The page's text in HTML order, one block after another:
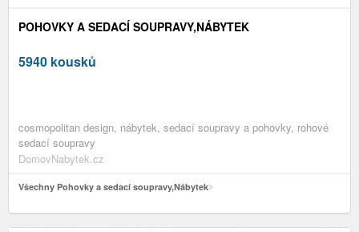
POHOVKY A SEDACÍ SOUPRAVY,NÁBYTEK
5940 kousků
cosmopolitan design, nábytek, sedací soupravy a pohovky, rohové
sedací soupravy
DomovNabytek.cz
Všechny Pohovky a sedací soupravy,Nábytek